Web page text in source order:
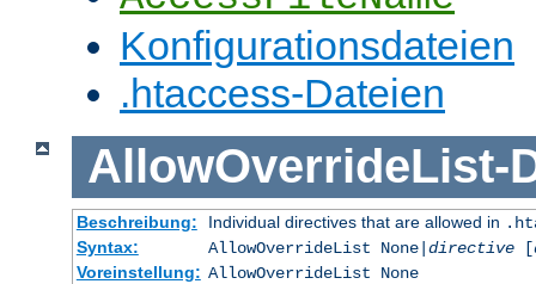
Konfigurationsdateien
.htaccess-Dateien
AllowOverrideList-
Beschreibung: Individual directives that are allowed in
Syntax:
AllowOverrideList None| directive[
Voreinstellung: AllowOverrideList None